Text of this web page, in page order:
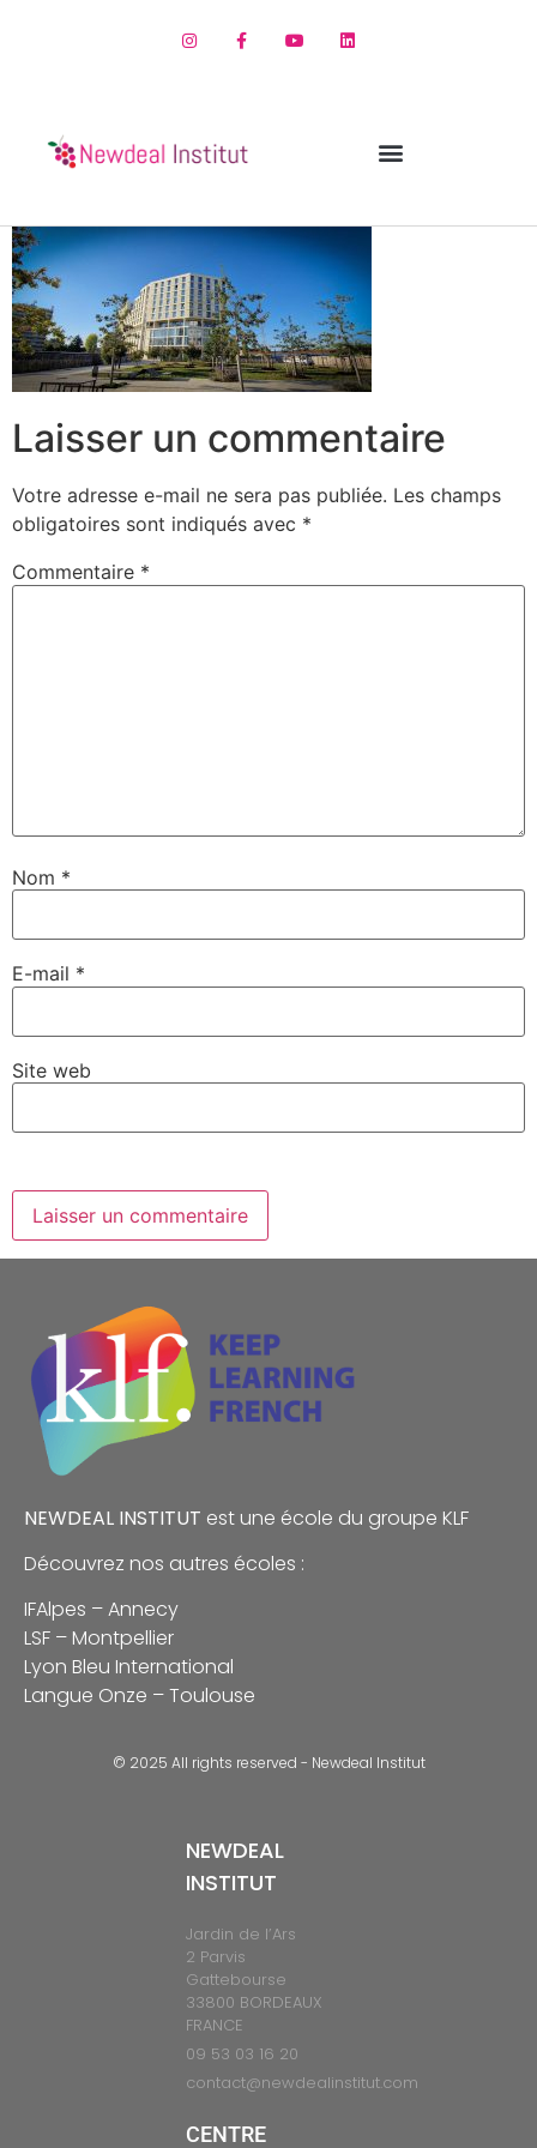
Laisser un commentaire
Votre adresse e-mail ne sera pas publiée. Les champs
obligatoires sont indiqués avec *
Commentaire *
Nom *
E-mail *
Site web
NEWDEAL INSTITUT est une école du groupe KLF
Découvrez nos autres écoles :
IFAlpes – Annecy
LSF – Montpellier
Lyon Bleu International
Langue Onze – Toulouse
© 2025 All rights reserved - Newdeal Institut
NEWDEAL
INSTITUT
Jardin de l’Ars
2 Parvis
Gattebourse
33800 BORDEAUX
FRANCE
09 53 03 16 20
contact@newdealinstitut.com
CENTRE